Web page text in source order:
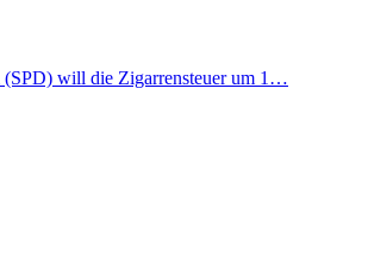
will die Zigarrensteuer um 1…